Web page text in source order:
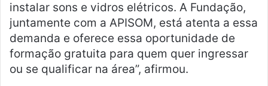
instalar sons e vidros elétricos. A Fundação,
juntamente com a APISOM, está atenta a essa
demanda e oferece essa oportunidade de
formação gratuita para quem quer ingressar
ou se qualificar na área”, afirmou.